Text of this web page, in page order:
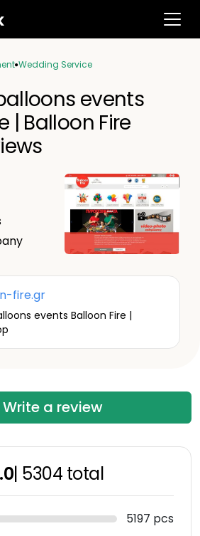
Wedding Service
events
| Balloon Fire
fire.gr
events Balloon Fire |
Write a review
| 5304 total
5197 pcs